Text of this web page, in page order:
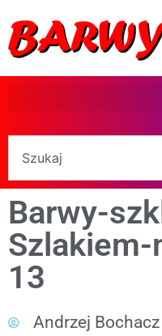
Barwy-
13
Andrzej Bochacz